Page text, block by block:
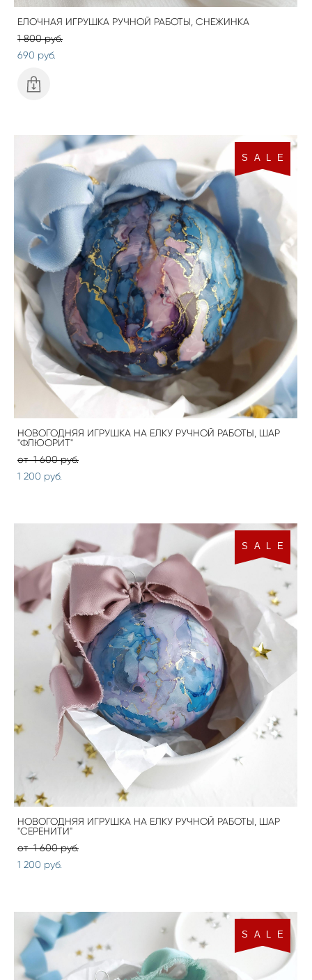
ЕЛОЧНАЯ ИГРУШКА РУЧНОЙ РАБОТЫ, СНЕЖИНКА
1 800 pуб.
690 pуб.
S A L E
НОВОГОДНЯЯ ИГРУШКА НА ЕЛКУ РУЧНОЙ РАБОТЫ, ШАР
"ФЛЮОРИТ"
от 1 600 pуб.
1 200 pуб.
S A L E
НОВОГОДНЯЯ ИГРУШКА НА ЕЛКУ РУЧНОЙ РАБОТЫ, ШАР
"СЕРЕНИТИ"
от 1 600 pуб.
1 200 pуб.
S A L E